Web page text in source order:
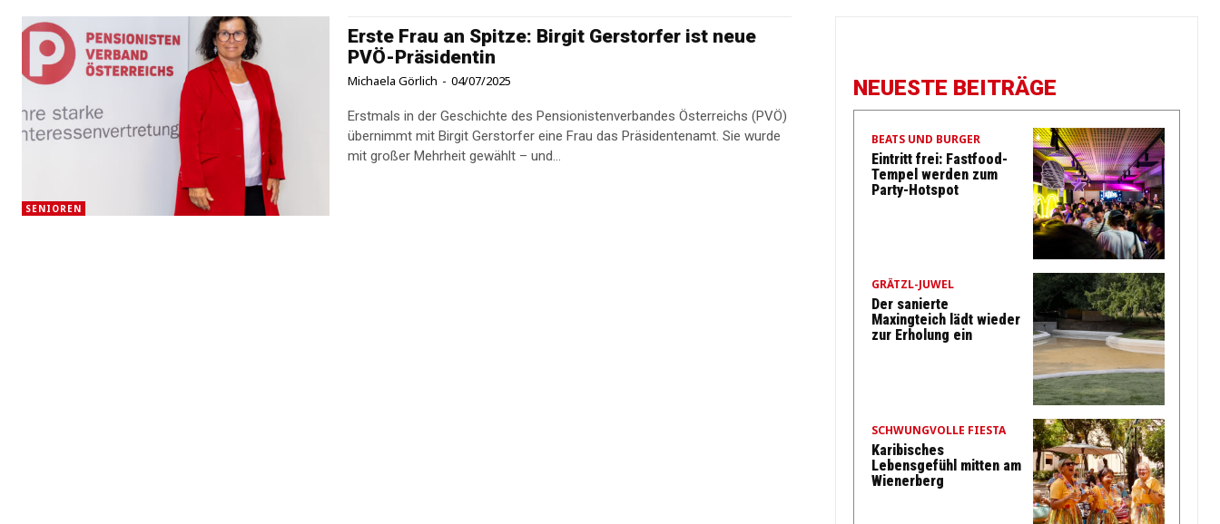
SENIOREN
Erste Frau an Spitze: Birgit Gerstorfer ist neue
PVÖ-Präsidentin
Michaela Görlich - 04/07/2025
Erstmals in der Geschichte des Pensionistenverbandes Österreichs (PVÖ)
übernimmt mit Birgit Gerstorfer eine Frau das Präsidentenamt. Sie wurde
mit großer Mehrheit gewählt – und...
NEUESTE BEITRÄGE
BEATS UND BURGER
Eintritt frei: Fastfood-
Tempel werden zum
Party-Hotspot
GRÄTZL-JUWEL
Der sanierte
Maxingteich lädt wieder
zur Erholung ein
SCHWUNGVOLLE FIESTA
Karibisches
Lebensgefühl mitten am
Wienerberg